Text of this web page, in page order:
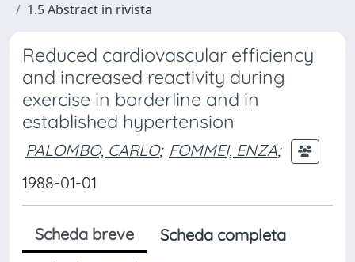
1.5 Abstract in rivista
Reduced cardiovascular efficiency
and increased reactivity during
exercise in borderline and in
established hypertension
PALOMBO, CARLO; FOMMEI, ENZA;
1988-01-01
Scheda breve
Scheda completa